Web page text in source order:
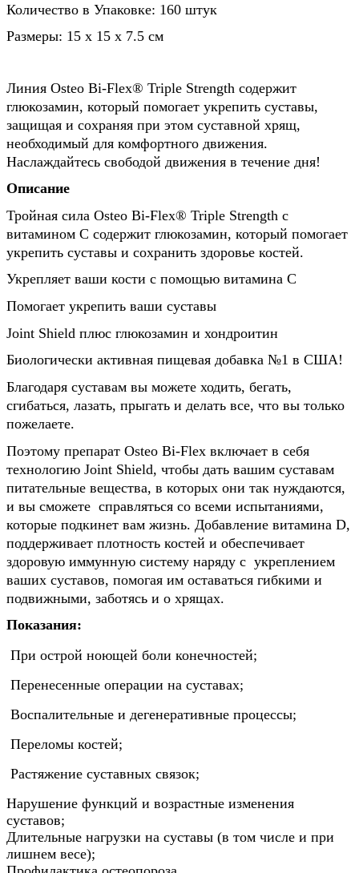
Количество в Упаковке: 160 штук
Размеры: 15 x 15 x 7.5 cм
Линия Osteo Bi-Flex® Triple Strength содержит
глюкозамин, который помогает укрепить суставы,
защищая и сохраняя при этом суставной хрящ,
необходимый для комфортного движения.
Наслаждайтесь свободой движения в течение дня!
Описание
Тройная сила Osteo Bi-Flex® Triple Strength с
витамином С содержит глюкозамин, который помогает
укрепить суставы и сохранить здоровье костей.
Укрепляет ваши кости с помощью витамина С
Помогает укрепить ваши суставы
Joint Shield плюс глюкозамин и хондроитин
Биологически активная пищевая добавка №1 в США!
Благодаря суставам вы можете ходить, бегать,
сгибаться, лазать, прыгать и делать все, что вы только
пожелаете.
Поэтому препарат Osteo Bi-Flex включает в себя
технологию Joint Shield, чтобы дать вашим суставам
питательные вещества, в которых они так нуждаются,
и вы сможете справляться со всеми испытаниями,
которые подкинет вам жизнь. Добавление витамина D,
поддерживает плотность костей и обеспечивает
здоровую иммунную систему наряду с укреплением
ваших суставов, помогая им оставаться гибкими и
подвижными, заботясь и о хрящах.
Показания:
При острой ноющей боли конечностей;
Перенесенные операции на суставах;
Воспалительные и дегенеративные процессы;
Переломы костей;
Растяжение суставных связок;
Нарушение функций и возрастные изменения
суставов;
Длительные нагрузки на суставы (в том числе и при
лишнем весе);